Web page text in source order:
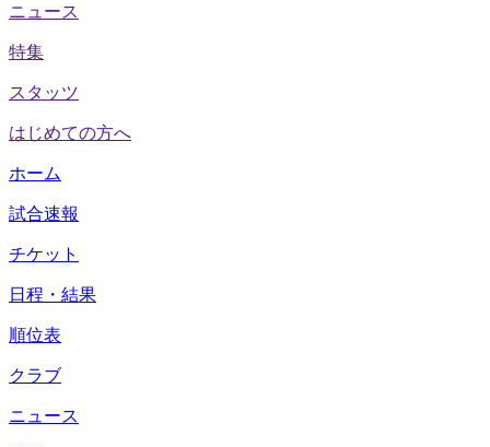
ニュース
特集
スタッツ
はじめての方へ
ホーム
試合速報
チケット
日程・結果
順位表
クラブ
ニュース